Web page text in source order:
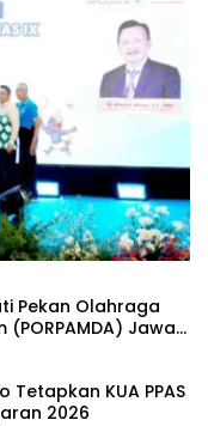
Pekan Olahraga
Jawa
Tetapkan KUA PPAS
2026